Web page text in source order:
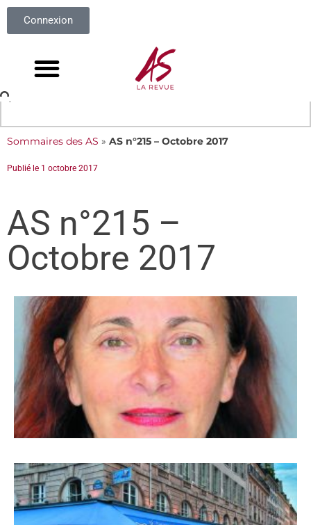
Connexion
Sommaires des AS » AS n°215 – Octobre 2017
Publié le 1 octobre 2017
AS n°215 –
Octobre 2017